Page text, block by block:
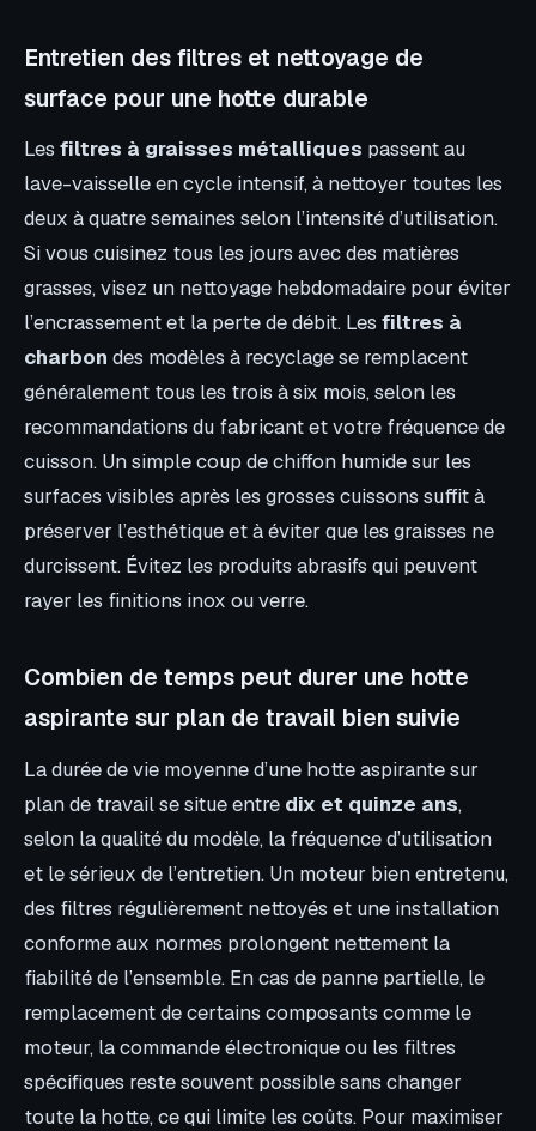
Entretien des filtres et nettoyage de
surface pour une hotte durable
Les filtres à graisses métalliques passent au
lave-vaisselle en cycle intensif, à nettoyer toutes les
deux à quatre semaines selon l’intensité d’utilisation.
Si vous cuisinez tous les jours avec des matières
grasses, visez un nettoyage hebdomadaire pour éviter
l’encrassement et la perte de débit. Les filtres à
charbon des modèles à recyclage se remplacent
généralement tous les trois à six mois, selon les
recommandations du fabricant et votre fréquence de
cuisson. Un simple coup de chiffon humide sur les
surfaces visibles après les grosses cuissons suffit à
préserver l’esthétique et à éviter que les graisses ne
durcissent. Évitez les produits abrasifs qui peuvent
rayer les finitions inox ou verre.
Combien de temps peut durer une hotte
aspirante sur plan de travail bien suivie
La durée de vie moyenne d’une hotte aspirante sur
plan de travail se situe entre dix et quinze ans,
selon la qualité du modèle, la fréquence d’utilisation
et le sérieux de l’entretien. Un moteur bien entretenu,
des filtres régulièrement nettoyés et une installation
conforme aux normes prolongent nettement la
fiabilité de l’ensemble. En cas de panne partielle, le
remplacement de certains composants comme le
moteur, la commande électronique ou les filtres
spécifiques reste souvent possible sans changer
toute la hotte, ce qui limite les coûts. Pour maximiser